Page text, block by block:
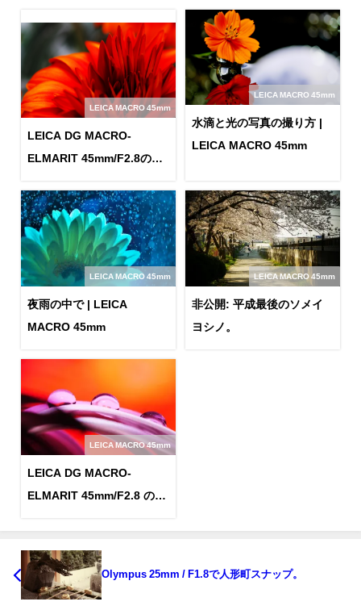
LEICA MACRO 45mm
LEICA DG MACRO-
ELMARIT 45mm/F2.8の作
LEICA MACRO 45mm
水滴と光の写真の撮り方 |
LEICA MACRO 45mm
LEICA MACRO 45mm
夜雨の中で | LEICA
MACRO 45mm
LEICA MACRO 45mm
非公開: 平成最後のソメイ
ヨシノ。
LEICA MACRO 45mm
LEICA DG MACRO-
ELMARIT 45mm/F2.8 のレ
Olympus 25mm / F1.8で人形町スナップ。